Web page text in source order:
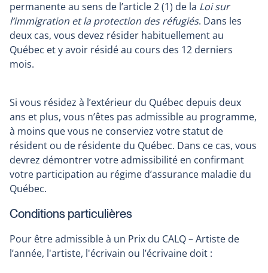
permanente au sens de l’article 2 (1) de la Loi sur
l’immigration et la protection des réfugiés. Dans les
deux cas, vous devez résider habituellement au
Québec et y avoir résidé au cours des 12 derniers
mois.
Si vous résidez à l’extérieur du Québec depuis deux
ans et plus, vous n’êtes pas admissible au programme,
à moins que vous ne conserviez votre statut de
résident ou de résidente du Québec. Dans ce cas, vous
devrez démontrer votre admissibilité en confirmant
votre participation au régime d’assurance maladie du
Québec.
Conditions particulières
Pour être admissible à un Prix du CALQ – Artiste de
l’année, l'artiste, l'écrivain ou l’écrivaine doit :